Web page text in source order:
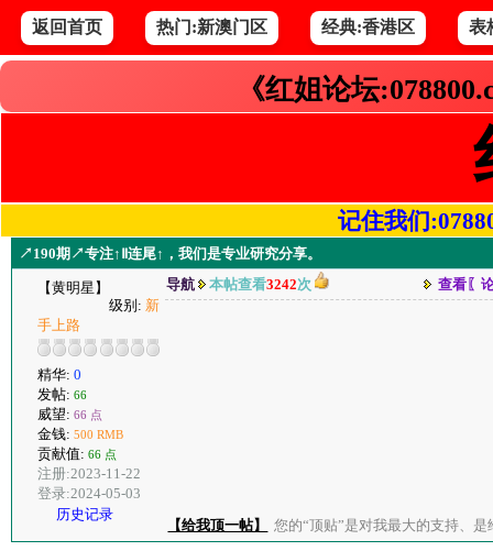
返回首页 热门:新澳门区 经典:香港区 表
《红姐论坛
记住我们
↗190期↗专注↑Ⅱ连尾↑，我们是专业研究分享。
【黄明星】
级别: 新
手上路
精华: 0
发帖: 66
威望: 66 点
金钱: 500 RMB
贡献值: 66 点
注册:2023-11-22
登录:2024-05-03
历史记录
导航 本帖查看3242次 查看〖
【给我顶一帖】 您的“顶贴”是对我最大的支持、